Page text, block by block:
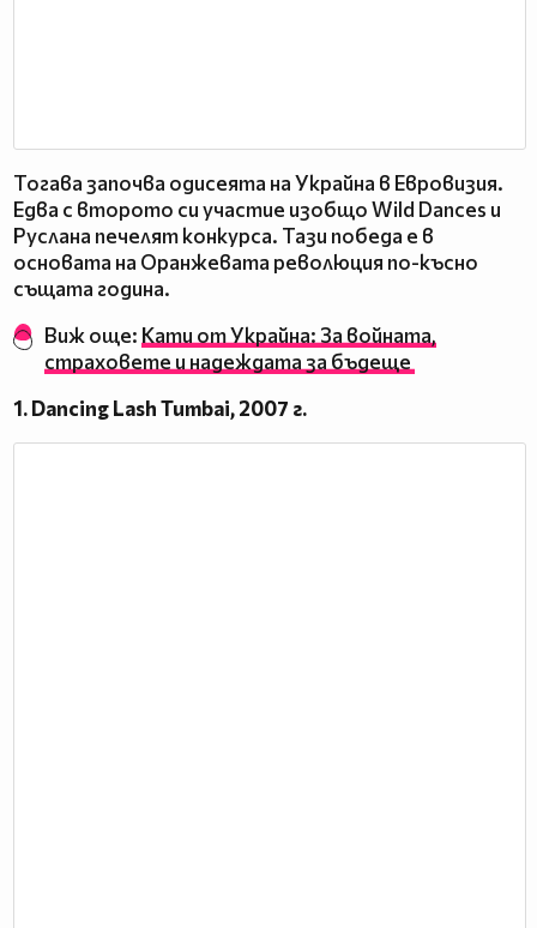
Тогава започва одисеята на Украйна в Евровизия.
Едва с второто си участие изобщо Wild Dances и
Руслана печелят конкурса. Тази победа е в
основата на Оранжевата революция по-късно
същата година.
Виж още: Кати от Украйна: За войната,
страховете и надеждата за бъдеще
1. Dancing Lash Tumbai, 2007 г.